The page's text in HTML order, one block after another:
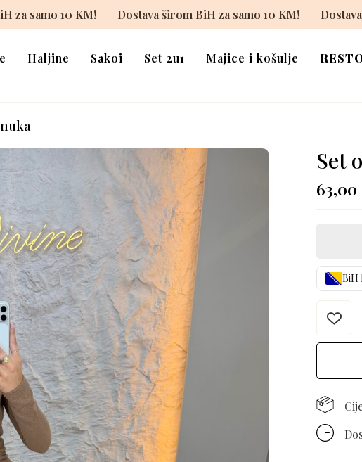
širom BiH za samo 10 KM! Dostava širom BiH za samo 10 KM!
Haljine Sakoi Set 2u1 Majice i košulje
Set
63,00
BiH